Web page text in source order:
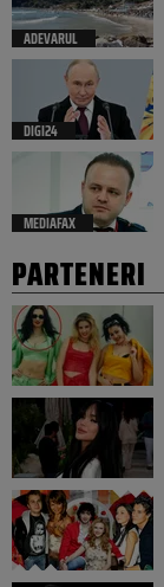
ADEVARUL
DIGI24
MEDIAFAX
PARTENERI